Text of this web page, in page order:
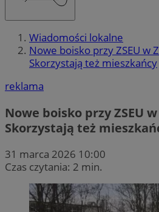
Wiadomości lokalne
Nowe boisko przy ZSEU w
Skorzystają też mieszkańcy
reklama
Nowe boisko przy ZSEU
Skorzystają też
31 marca 2026 10:00
Czas czytania: 2 min.